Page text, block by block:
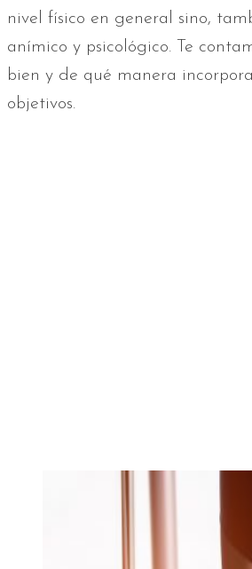
nivel físico en general sino,
anímico y psicológico. Te
bien y de qué manera
objetivos.